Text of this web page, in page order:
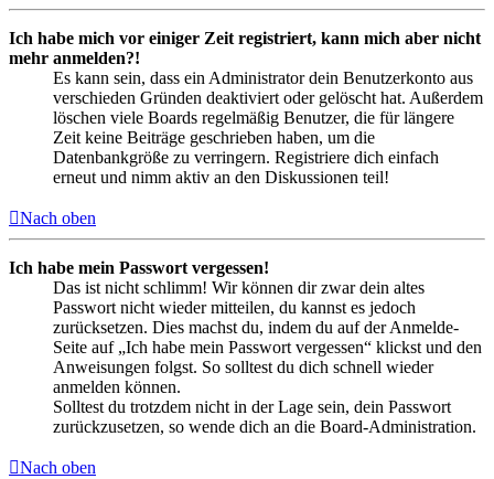
Ich habe mich vor einiger Zeit registriert, kann mich aber nicht
mehr anmelden?!
Es kann sein, dass ein Administrator dein Benutzerkonto aus
verschieden Gründen deaktiviert oder gelöscht hat. Außerdem
löschen viele Boards regelmäßig Benutzer, die für längere
Zeit keine Beiträge geschrieben haben, um die
Datenbankgröße zu verringern. Registriere dich einfach
erneut und nimm aktiv an den Diskussionen teil!
Nach oben
Ich habe mein Passwort vergessen!
Das ist nicht schlimm! Wir können dir zwar dein altes
Passwort nicht wieder mitteilen, du kannst es jedoch
zurücksetzen. Dies machst du, indem du auf der Anmelde-
Seite auf „Ich habe mein Passwort vergessen“ klickst und den
Anweisungen folgst. So solltest du dich schnell wieder
anmelden können.
Solltest du trotzdem nicht in der Lage sein, dein Passwort
zurückzusetzen, so wende dich an die Board-Administration.
Nach oben